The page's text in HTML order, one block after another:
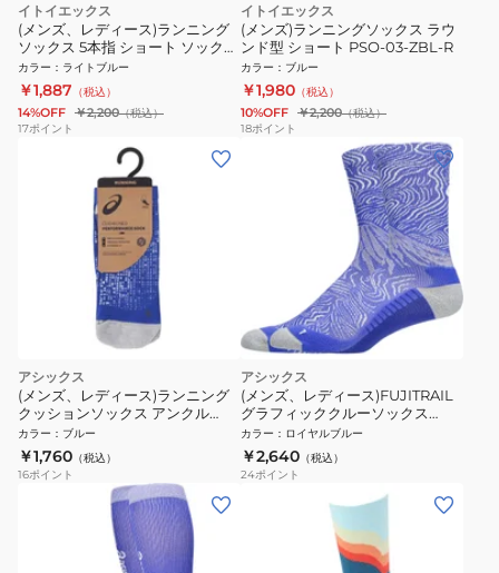
イトイエックス
(メンズ、レディース)ランニング
ソックス 5本指 ショート ソックス
PSO-03-ZBL
カラー ： ライトブルー
￥1,887 （税込）
14%OFF ￥2,200（税込）
17ポイント
イトイエックス
(メンズ)ランニングソックス ラウ
ンド型 ショート PSO-03-ZBL-R
カラー ： ブルー
￥1,980 （税込）
10%OFF ￥2,200（税込）
18ポイント
アシックス
(メンズ、レディース)ランニング
クッションソックス アンクル
3013A982.405
カラー ： ブルー
￥1,760 （税込）
16ポイント
アシックス
(メンズ、レディース)FUJITRAIL
グラフィッククルーソックス
3013B327.400
カラー ： ロイヤルブルー
￥2,640 （税込）
24ポイント